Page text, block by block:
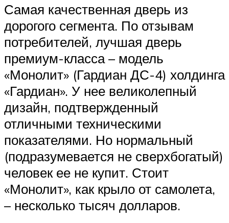
Самая качественная дверь из
дорогого сегмента. По отзывам
потребителей, лучшая дверь
премиум-класса – модель
«Монолит» (Гардиан ДС-4) холдинга
«Гардиан». У нее великолепный
дизайн, подтвержденный
отличными техническими
показателями. Но нормальный
(подразумевается не сверхбогатый)
человек ее не купит. Стоит
«Монолит», как крыло от самолета,
– несколько тысяч долларов.